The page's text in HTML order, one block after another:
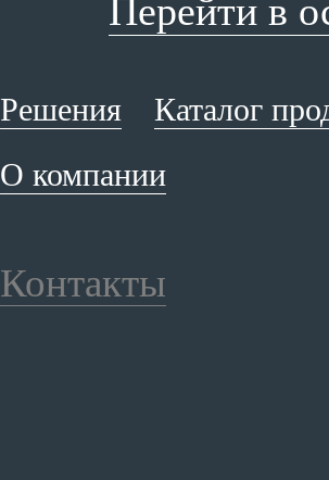
Перейти в
Решения
Каталог
О компании
Контакты